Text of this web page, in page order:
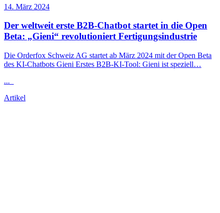
14. März 2024
Der weltweit erste B2B-Chatbot startet in die Open
Beta: „Gieni“ revolutioniert Fertigungsindustrie
Die Orderfox Schweiz AG startet ab März 2024 mit der Open Beta
des KI-Chatbots Gieni Erstes B2B-KI-Tool: Gieni ist speziell…
...
Artikel